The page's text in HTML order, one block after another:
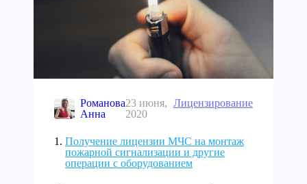
Романова
Анна
23 июня,
2020
Лицензирование
Получение лицензии МЧС на монтаж
пожарной сигнализации и другие
операции с оборудованием